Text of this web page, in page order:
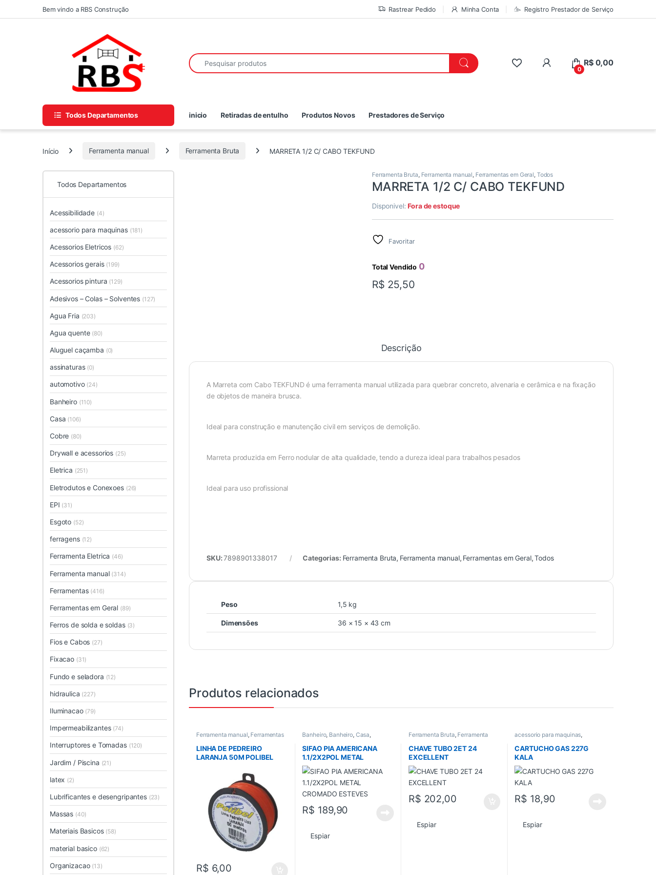
Skip to navigation
Skip to contentBem vindo a RBS Construção Rastrear Pedido Minha Conta Registro Prestador de Serviço
Search for:
0
R$0,00
Todos Departamentos inicio Retiradas de entulho Produtos Novos Prestadores de Serviço
Início Ferramenta manual Ferramenta Bruta MARRETA 1/2 C/ CABO TEKFUND
Ferramenta Bruta, Ferramenta manual, Ferramentas em Geral, Todos
MARRETA 1/2 C/ CABO TEKFUND
Disponivel:Fora de estoque
Favoritar
Total Vendido 0
R$ 25,50
Descrição
A Marreta com Cabo TEKFUND é uma ferramenta manual utilizada para quebrar concreto, alvenaria e cerâmica e na fixação
de objetos de maneira brusca.
Ideal para construção e manutenção civil em serviços de demolição.
Marreta produzida em Ferro nodular de alta qualidade, tendo a dureza ideal para trabalhos pesados
Ideal para uso profissional
SKU:7898901338017 Categorias: Ferramenta Bruta, Ferramenta manual, Ferramentas em Geral,Todos
Peso 1,5 kg
Dimensões 36 × 15 × 43 cm
Produtos relacionados
Ferramenta manual, Ferramentas
LINHA DE PEDREIRO
LARANJA 50M POLIBEL
R$ 6,00
Banheiro, Banheiro, Casa,
SIFAO PIA AMERICANA
1.1/2X2POL METAL
CROMADO ESTEVES
R$ 189,90
Espiar
Ferramenta Bruta, Ferramenta
CHAVE TUBO 2ET 24
EXCELLENT
R$ 202,00
Espiar
acessorio para maquinas,
Acessorios gerais
Todos
CARTUCHO GAS 227G
KALA
R$ 18,90
Espiar
Todos Departamentos
Acessibilidade (4)
acessorio para maquinas (181)
Acessorios Eletricos (62)
Acessorios gerais (199)
Acessorios pintura (129)
Adesivos – Colas – Solventes (127)
Agua Fria (203)
Agua quente (80)
Aluguel caçamba (0)
assinaturas (0)
automotivo (24)
Banheiro (110)
Casa (106)
Cobre (80)
Drywall e acessorios (25)
Eletrica (251)
Eletrodutos e Conexoes (26)
EPI (31)
Esgoto (52)
ferragens (12)
Ferramenta Eletrica (46)
Ferramenta manual (314)
Ferramentas (416)
Ferramentas em Geral (89)
Ferros de solda e soldas (3)
Fios e Cabos (27)
Fixacao (31)
Fundo e seladora (12)
hidraulica (227)
Iluminacao (79)
Impermeabilizantes (74)
Interruptores e Tomadas (120)
Jardim / Piscina (21)
latex (2)
Lubrificantes e desengripantes (23)
Massas (40)
Materiais Basicos (58)
material basico (62)
Organizacao (13)